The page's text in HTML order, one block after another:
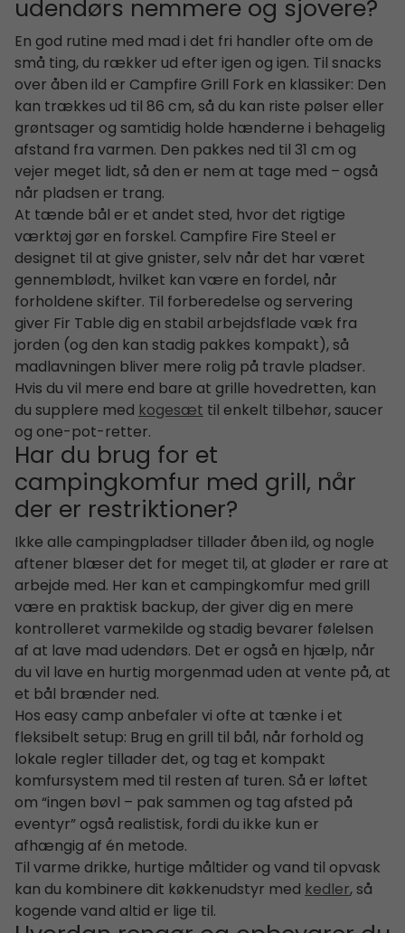
udendørs nemmere og sjovere?
En god rutine med mad i det fri handler ofte om de
små ting, du rækker ud efter igen og igen. Til snacks
over åben ild er Campfire Grill Fork en klassiker: Den
kan trækkes ud til 86 cm, så du kan riste pølser eller
grøntsager og samtidig holde hænderne i behagelig
afstand fra varmen. Den pakkes ned til 31 cm og
vejer meget lidt, så den er nem at tage med – også
når pladsen er trang.
At tænde bål er et andet sted, hvor det rigtige
værktøj gør en forskel. Campfire Fire Steel er
designet til at give gnister, selv når det har været
gennemblødt, hvilket kan være en fordel, når
forholdene skifter. Til forberedelse og servering
giver Fir Table dig en stabil arbejdsflade væk fra
jorden (og den kan stadig pakkes kompakt), så
madlavningen bliver mere rolig på travle pladser.
Hvis du vil mere end bare at grille hovedretten, kan
du supplere medkogesættil enkelt tilbehør, saucer
og one-pot-retter.
Har du brug for et
campingkomfur med grill, når
der er restriktioner?
Ikke alle campingpladser tillader åben ild, og nogle
aftener blæser det for meget til, at gløder er rare at
arbejde med. Her kan et campingkomfur med grill
være en praktisk backup, der giver dig en mere
kontrolleret varmekilde og stadig bevarer følelsen
af at lave mad udendørs. Det er også en hjælp, når
du vil lave en hurtig morgenmad uden at vente på, at
et bål brænder ned.
Hos easy camp anbefaler vi ofte at tænke i et
fleksibelt setup: Brug en grill til bål, når forhold og
lokale regler tillader det, og tag et kompakt
komfursystem med til resten af turen. Så er løftet
om “ingen bøvl – pak sammen og tag afsted på
eventyr” også realistisk, fordi du ikke kun er
afhængig af én metode.
Til varme drikke, hurtige måltider og vand til opvask
kan du kombinere dit køkkenudstyr medkedler, så
kogende vand altid er lige til.